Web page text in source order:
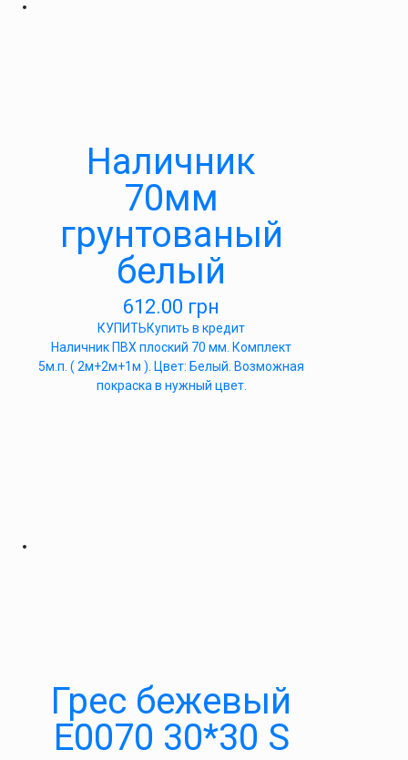
Наличник
70мм
грунтованый
белый
612.00 грн
КУПИТЬКупить в кредит
Наличник ПВХ плоский 70 мм. Комплект
5м.п. ( 2м+2м+1м ). Цвет: Белый. Возможная
покраска в нужный цвет.
Грес бежевый
E0070 30*30 S